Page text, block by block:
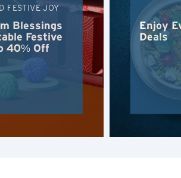
FESTIVE JOY
Blessings
Festive
40% Off
Enjoy
Deals